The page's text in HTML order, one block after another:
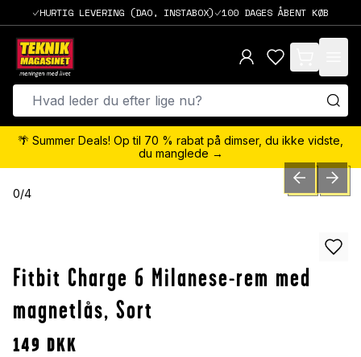
HURTIG LEVERING (DAO, INSTABOX) 100 DAGES ÅBENT KØB
items in cart,
🌴 Summer Deals! Op til 70 % rabat på dimser, du ikke vidste,
du manglede →
0/4 PREVIOUSNEXT
Fitbit Charge 6 Milanese-rem med
magnetlås, Sort
149 DKK